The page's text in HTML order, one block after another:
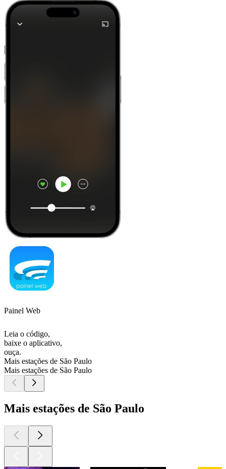
Painel Web
Leia o código,
baixe o aplicativo,
ouça.
Mais estações de São Paulo
Mais estações de São Paulo
Mais estações de São Paulo